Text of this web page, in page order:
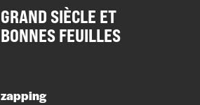
GRAND SIÈCLE ET
BONNES FEUILLES
zapping